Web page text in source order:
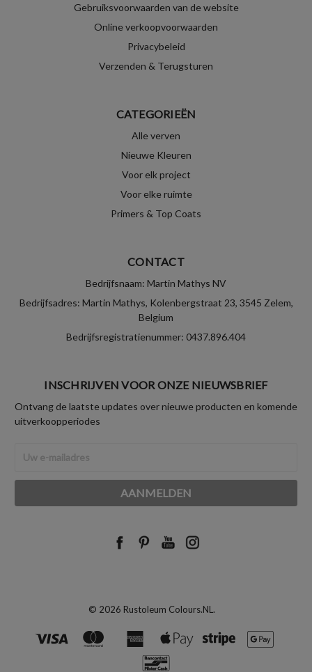
Gebruiksvoorwaarden van de website
Online verkoopvoorwaarden
Privacybeleid
Verzenden & Terugsturen
CATEGORIEËN
Alle verven
Nieuwe Kleuren
Voor elk project
Voor elke ruimte
Primers & Top Coats
CONTACT
Bedrijfsnaam: Martin Mathys NV
Bedrijfsadres: Martin Mathys, Kolenbergstraat 23, 3545 Zelem,
Belgium
Bedrijfsregistratienummer: 0437.896.404
INSCHRIJVEN VOOR ONZE NIEUWSBRIEF
Ontvang de laatste updates over nieuwe producten en komende
uitverkoopperiodes
mailadres
© 2026 Rustoleum Colours.NL.